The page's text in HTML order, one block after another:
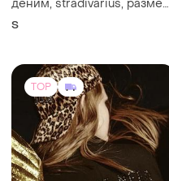
деним, stradivarius, размер
s
S
TOP